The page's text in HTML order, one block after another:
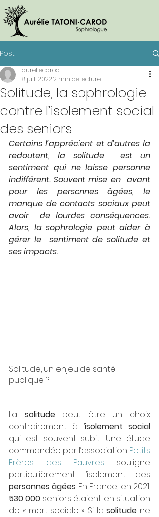
Post
Solitude, la sophrologie
contre l’isolement social
des seniors
aureliecarod
8 juil. 20222 min de lecture
Certains l’apprécient et d’autres la
redoutent, la solitude  est un
sentiment qui ne laisse personne
indifférent. Souvent mise en  avant
pour les personnes âgées, le
manque de contacts sociaux peut
avoir  de lourdes conséquences.
Alors, la sophrologie peut aider à
gérer le  sentiment de solitude et
ses impacts.
Solitude, un enjeu de santé
publique ?
La solitude peut être un choix
contrairement à l’
qui est souvent subit. Une étude
commandée par l’association Petits
Frères des Pauvres souligne
personnes âgées
530 000 seniors étaient en situation
de « mort sociale ». Si la solitude ne